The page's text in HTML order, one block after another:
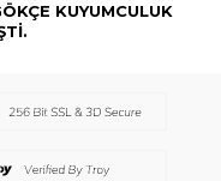
KUYUMCULUK